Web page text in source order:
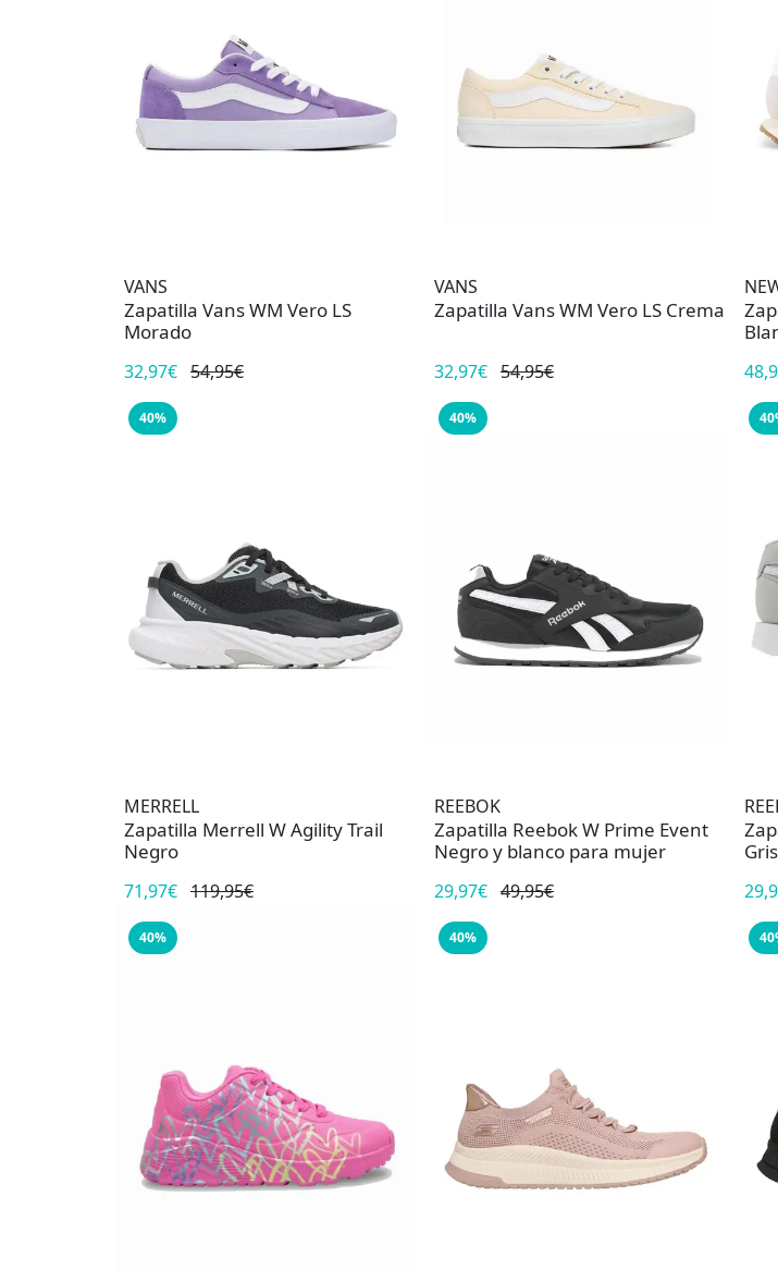
VANS
Zapatilla Vans WM Vero LS
Morado
32,97€ 54,95€
VANS
Zapatilla Vans WM Vero LS Crema
32,97€ 54,95€
40%
MERRELL
Zapatilla Merrell W Agility Trail
Negro
71,97€ 119,95€
40%
REEBOK
Zapatilla Reebok W Prime Event
Negro y blanco para mujer
29,97€ 49,95€
40% 40%